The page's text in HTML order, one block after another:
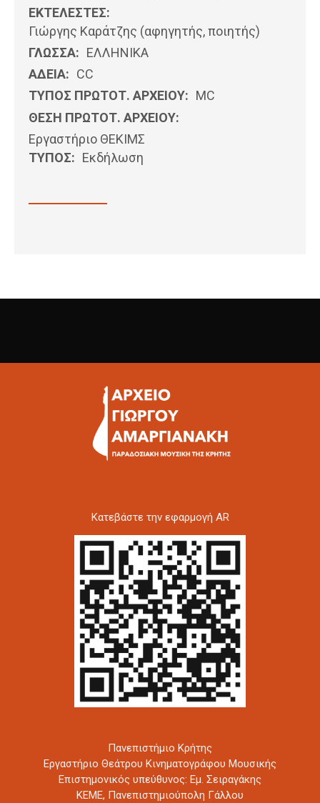
ΕΚΤΕΛΕΣΤΕΣ:
Γιώργης Καράτζης (αφηγητής, ποιητής)
ΓΛΩΣΣΑ: ΕΛΛΗΝΙΚΆ
ΑΔΕΙΑ: CC
ΤΥΠΟΣ ΠΡΩΤΟΤ. ΑΡΧΕΙΟΥ: MC
ΘΕΣΗ ΠΡΩΤΟΤ. ΑΡΧΕΙΟΥ:
Εργαστήριο ΘΕΚΙΜΣ
ΤΥΠΟΣ: Εκδήλωση
Kατεβάστε την εφαρμογή AR
Πανεπιστήμιο Κρήτης
Εργαστήριο Θεάτρου Κινηματογράφου Μουσικής
Επιστημονικός υπεύθυνος: Εμ. Σειραγάκης
ΚΕΜΕ, Πανεπιστημιούπολη Γάλλου